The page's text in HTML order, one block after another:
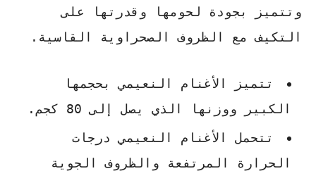
وتتميز بجودة لحومها وقدرتها على
التكيف مع الظروف الصحراوية القاسية.
تتميز الأغنام النعيمي بحجمها
الكبير ووزنها الذي يصل إلى 80 كجم.
تتحمل الأغنام النعيمي درجات
الحرارة المرتفعة والظروف الجوية